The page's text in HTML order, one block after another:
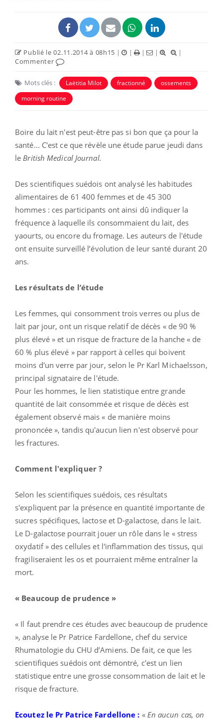
Publié le 02.11.2014 à 08h15 | | | |
|
Commenter
Mots clés : Laëtitia Milot fractionné
ossements
morning routine
Boire du lait n'est peut-être pas si bon que ça pour la
santé... C'est ce que révèle une étude parue jeudi dans
le British Medical Journal.
Des scientifiques suédois ont analysé les habitudes
alimentaires de 61 400 femmes et de 45 300
hommes : ces participants ont ainsi dû indiquer la
fréquence à laquelle ils consommaient du lait, des
yaourts, ou encore du fromage. Les auteurs de l'étude
ont ensuite surveillé l’évolution de leur santé durant 20
ans.
Les résultats de l’étude
Les femmes, qui consomment trois verres ou plus de
lait par jour, ont un risque relatif de décès « de 90 %
plus élevé » et un risque de fracture de la hanche « de
60 % plus élevé » par rapport à celles qui boivent
moins d'un verre par jour, selon le Pr Karl Michaelsson,
principal signataire de l'étude.
Pour les hommes, le lien statistique entre grande
quantité de lait consommée et risque de décès est
également observé mais « de manière moins
prononcée », tandis qu'aucun lien n'est observé pour
les fractures.
Comment l'expliquer ?
Selon les scientifiques suédois, ces résultats
s'expliquent par la présence en quantité importante de
sucres spécifiques, lactose et D-galactose, dans le lait.
Le D-galactose pourrait jouer un rôle dans le « stress
oxydatif » des cellules et l'inflammation des tissus, qui
fragiliseraient les os et pourraient même entraîner la
mort.
« Beaucoup de prudence »
« Il faut prendre ces études avec beaucoup de prudence
», analyse le Pr Patrice Fardellone, chef du service
Rhumatologie du CHU d’Amiens. De fait, ce que les
scientifiques suédois ont démontré, c'est un lien
statistique entre une grosse consommation de lait et le
risque de fracture.
Ecoutez le Pr Patrice Fardellone : « En aucun cas, on